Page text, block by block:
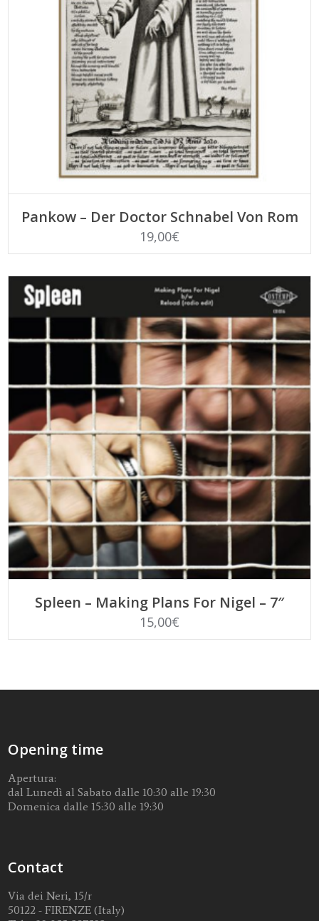
Pankow – Der Doctor Schnabel Von Rom
19,00€
Spleen – Making Plans For Nigel – 7″
15,00€
Opening time
Apertura:
dal Lunedì al Sabato dalle 10:30 alle 19:30
Domenica dalle 15:30 alle 19:30
Contact
Via dei Neri, 15/r
50122 - FIRENZE (Italy)